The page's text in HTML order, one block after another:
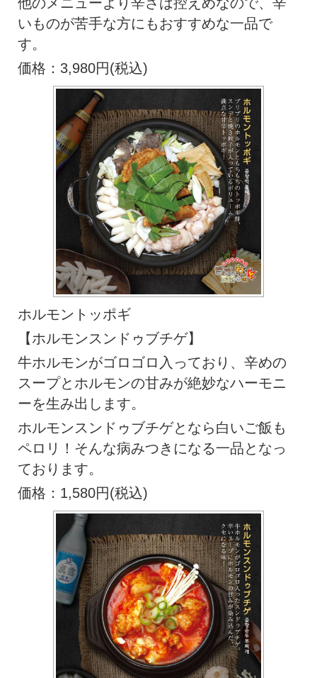
いものが苦手な方にもおすすめな一品で
す。
価格：3,980円(税込)
ホルモントッポギ
【ホルモンスンドゥブチゲ】
牛ホルモンがゴロゴロ入っており、辛めの
スープとホルモンの甘みが絶妙なハーモニ
ーを生み出します。
ホルモンスンドゥブチゲとなら白いご飯も
ペロリ！そんな病みつきになる一品となっ
ております。
価格：1,580円(税込)